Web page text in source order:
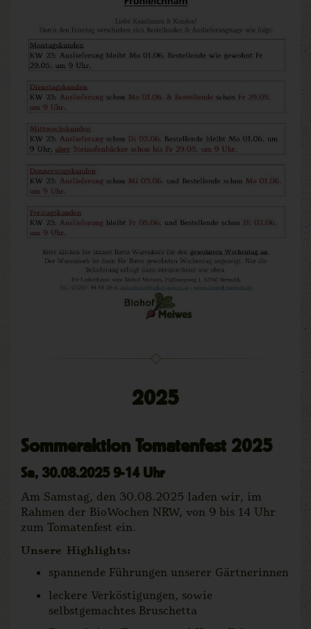
2025
Sommeraktion Tomatenfest 2025
Sa, 30.08.2025 9-14 Uhr
Am Samstag, den 30.08.2025 laden wir, im
Rahmen der BioWochen NRW, von 9 bis 14 Uhr
zum Tomatenfest ein.
Unsere Highlights:
spannende Führungen unserer Gärtnerinnen
leckere Verköstigungen, sowie
selbstgemachtes Bruschetta